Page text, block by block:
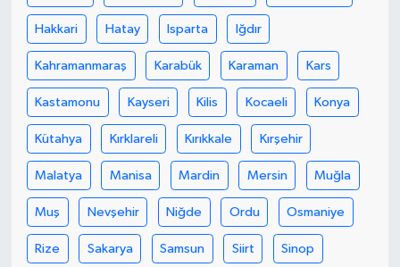
Hakkari Hatay Isparta Iğdır
Kahramanmaraş Karabük Karaman Kars
Kastamonu Kayseri Kilis Kocaeli Konya
Kütahya Kırklareli Kırıkkale Kırşehir
Malatya Manisa Mardin Mersin Muğla
Muş Nevşehir Niğde Ordu Osmaniye
Rize Sakarya Samsun Siirt Sinop